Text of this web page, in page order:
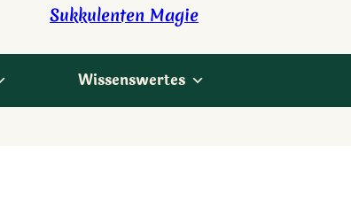
Sukkulenten Magie
Wissenswertes